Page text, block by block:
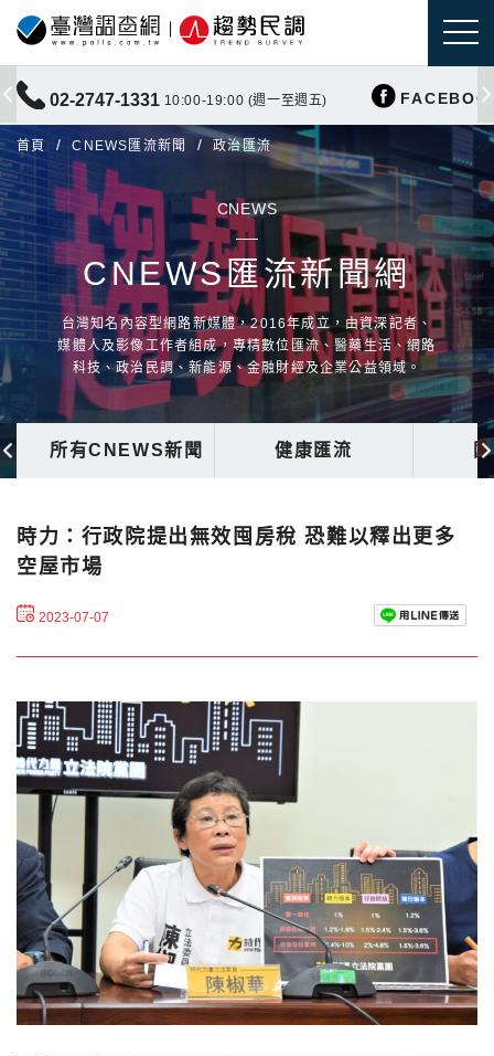
02-2747-1331 10:00-19:00 (週一至週五)
首頁 CNEWS匯流新聞 政治匯流
CNEWS
CNEWS匯流新聞網
台灣知名內容型網路新媒體，2016年成立，由資深記者、
媒體人及影像工作者組成，專精數位匯流、醫藥生活、網路
科技、政治民調、新能源、金融財經及企業公益領域。
所有CNEWS新聞 健康匯流
時力：行政院提出無效囤房稅 恐難以釋出更多
空屋市場
2023-07-07